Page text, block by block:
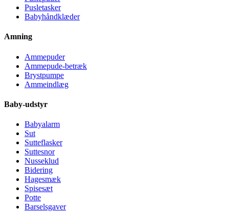
Pusletasker
Babyhåndklæder
Amning
Ammepuder
Ammepude-betræk
Brystpumpe
Ammeindlæg
Baby-udstyr
Babyalarm
Sut
Sutteflasker
Suttesnor
Nusseklud
Bidering
Hagesmæk
Spisesæt
Potte
Barselsgaver